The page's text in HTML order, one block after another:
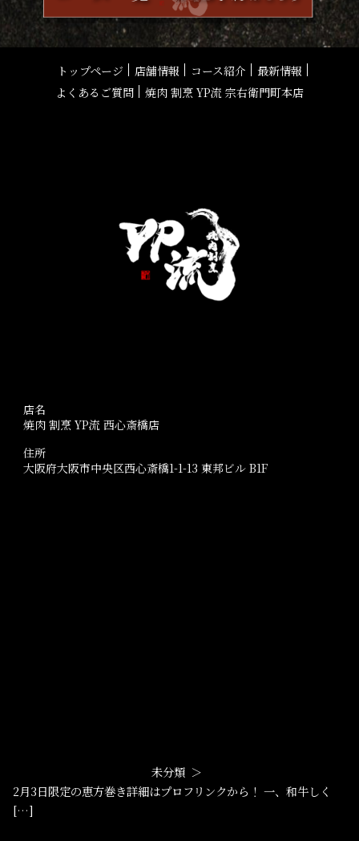
トップページ 店舗情報 コース紹介
最新情報
よくあるご質問
焼肉 割烹 YP流 宗右衛門町本店
店名
焼肉 割烹 YP流 西心斎橋店
住所
大阪府大阪市中央区西心斎橋1-1-13 東邦ビル B1F
未分類
2月3日限定の恵方巻き詳細はプロフリンクから！ 一、和牛しく
[…]